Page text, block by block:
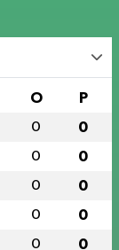
O P
0 0
0 0
0 0
0 0
0 0